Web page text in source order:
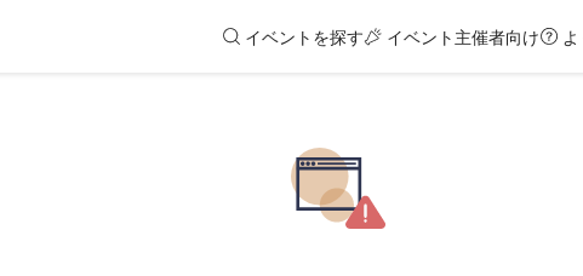
イベントを探す イベント主催者向け